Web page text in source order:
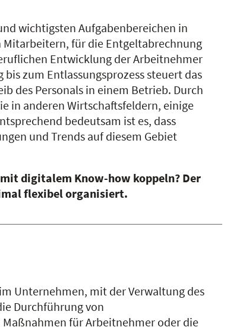
wichtigsten Aufgabenbereichen in
für die Entgeltabrechnung
Entwicklung der Arbeitnehmer
zum Entlassungsprozess steuert das
des Personals in einem Betrieb. Durch
in anderen Wirtschaftsfeldern, einige
bedeutsam ist es, dass
und Trends auf diesem Gebiet
digitalem Know-how koppeln? Der
flexibel organisiert.
Unternehmen, mit der Verwaltung des
Durchführung von
für Arbeitnehmer oder die